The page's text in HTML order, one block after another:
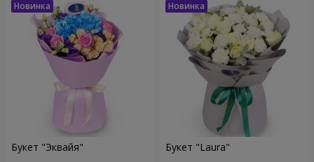
Букет "Эквайя" Букет "Laura"